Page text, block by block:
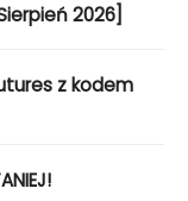
2026]
z kodem